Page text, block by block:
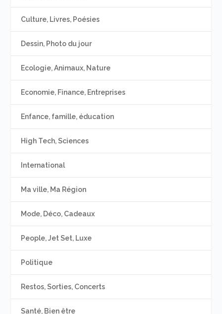
Culture, Livres, Poésies
Dessin, Photo du jour
Ecologie, Animaux, Nature
Economie, Finance, Entreprises
Enfance, famille, éducation
High Tech, Sciences
International
Ma ville, Ma Région
Mode, Déco, Cadeaux
People, Jet Set, Luxe
Politique
Restos, Sorties, Concerts
Santé, Bien être